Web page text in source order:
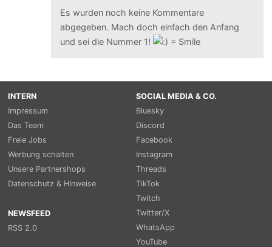
Es wurden noch keine Kommentare
abgegeben. Mach doch einfach den Anfang
und sei die Nummer 1!
INTERN
Impressum
Das Team
Freie Jobs
Werbung schalten
Unsere Partnershops
Datenschutz & Hinweise
NEWSFEED
RSS 2.0
SOCIAL MEDIA & CO.
Bluesky
Discord
Facebook
Instagram
Threads
TikTok
Twitch
Twitter/X
WhatsApp
YouTube